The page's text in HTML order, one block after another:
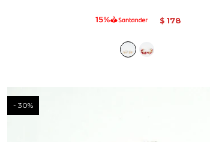
$ 178
30